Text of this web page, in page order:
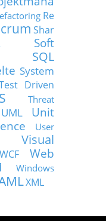
Re
Shar
Soft
SQL
System
Driven
Threat
UML
Unit
User
Visual
WCF
Web
Windows
XML